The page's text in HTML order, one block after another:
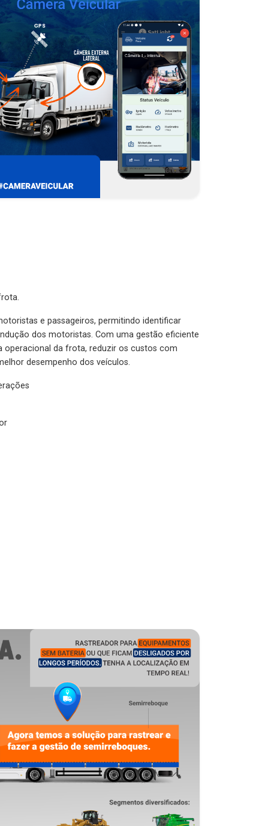
e passageiros, permitindo identificar
dos motoristas. Com uma gestão eficiente
operacional da frota, reduzir os custos com
desempenho dos veículos.